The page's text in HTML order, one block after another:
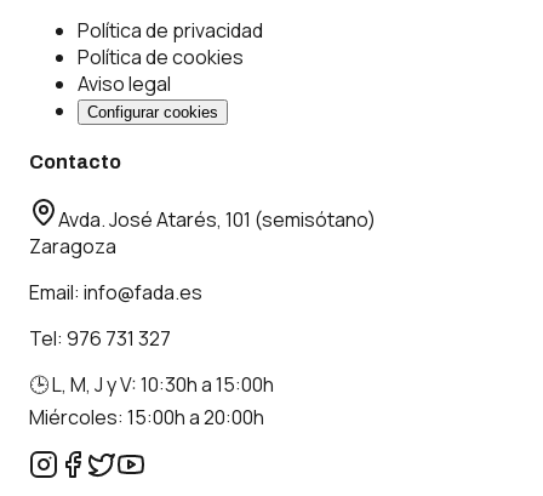
Política de privacidad
Política de cookies
Aviso legal
Configurar cookies
Contacto
Avda. José Atarés, 101 (semisótano)
Zaragoza
Email: info@fada.es
Tel: 976 731 327
🕒 L, M, J y V: 10:30h a 15:00h
Miércoles: 15:00h a 20:00h